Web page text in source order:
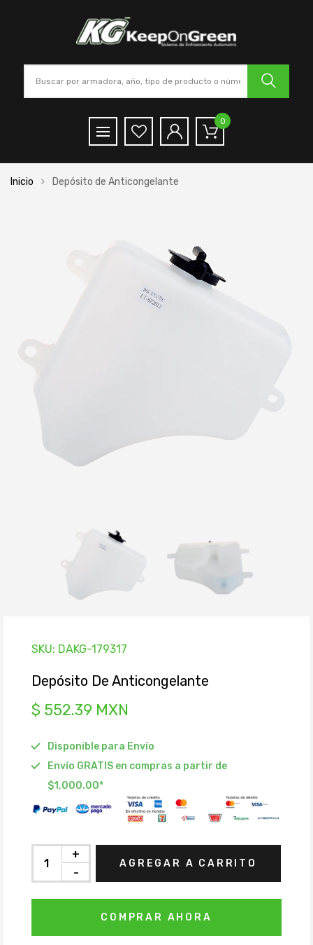
0
Inicio Depósito de Anticongelante
SKU: DAKG-179317
Depósito De Anticongelante
$ 552.39 MXN
Disponible para Envío
Envío GRATIS en compras a partir de
$1,000.00*
-
+
AGREGAR A CARRITO
COMPRAR AHORA